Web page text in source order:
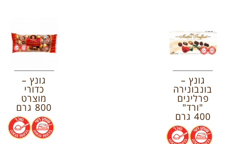
גונץ –
בונבונירה
פרלינים
"ורד"
400 גרם
.
.
גונץ –
כדורי
מוצרט
800 גרם
.
.